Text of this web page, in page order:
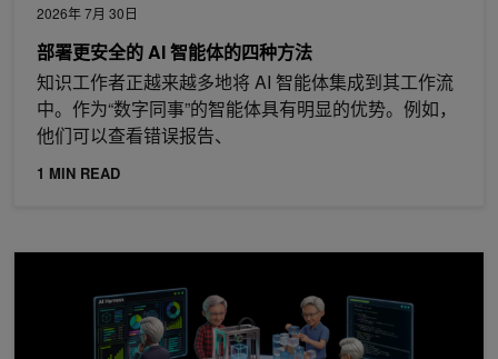
2026年 7月 30日
部署更安全的 AI 智能体的四种方法
知识工作者正越来越多地将 AI 智能体集成到其工作流
中。作为“数字同事”的智能体具有明显的优势。例如，
他们可以查看错误报告、
1 MIN READ
六种智能体 Harness 功能可实现更高的模型性能